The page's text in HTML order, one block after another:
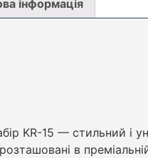
інформація
KR-15 — стильний і
в